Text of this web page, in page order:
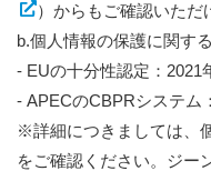
）からもご確認いただ
b.個人情報の保護に関す
- EUの十分性認定：2021
- APECのCBPRシステム
※詳細につきましては、
をご確認ください。ジー